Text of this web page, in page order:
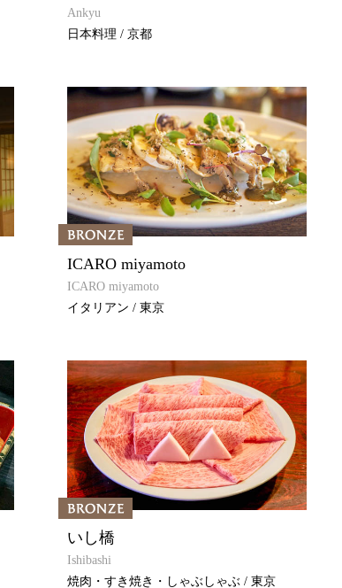
Ankyu
日本料理 / 京都
ICARO miyamoto
ICARO miyamoto
イタリアン / 東京
いし橋
Ishibashi
焼肉・すき焼き・しゃぶしゃぶ / 東京